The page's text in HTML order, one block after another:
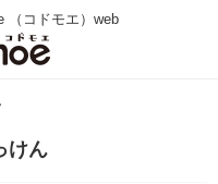
（コドモエ）web
けん